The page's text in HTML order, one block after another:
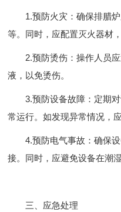
1.预防火灾：确保排腊炉
等。同时，应配置灭火器材
2.预防烫伤：操作人员应
液，以免烫伤。
3.预防设备故障：定期对
常运行。如发现异常情况，
4.预防电气事故：确保设
接。同时，应避免设备在潮
三、应急处理